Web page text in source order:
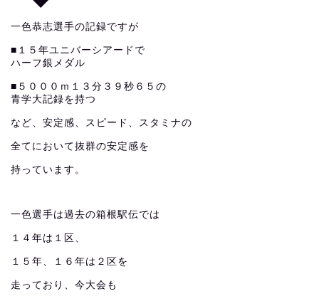
一色恭志選手の記録ですが
■１５年ユニバーシアードで
ハーフ銀メダル
■５０００ｍ１３分３９秒６５の
青学大記録を持つ
など、安定感、スピード、スタミナの
全てにおいて抜群の安定感を
持っています。
一色選手は過去の箱根駅伝では
１４年は１区、
１５年、１６年は２区を
走っており、今大会も